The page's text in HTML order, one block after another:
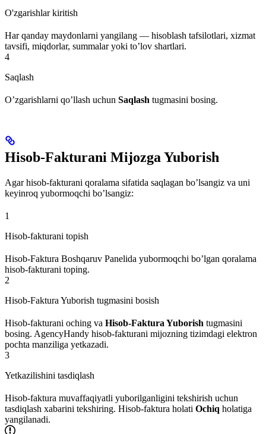
O'zgarishlar kiritish
Har qanday maydonlarni yangilang — hisoblash tafsilotlari, xizmat
tavsifi, miqdorlar, summalar yoki to’lov shartlari.
4
Saqlash
O’zgarishlarni qo’llash uchun Saqlash tugmasini bosing.
Hisob-Fakturani Mijozga Yuborish
Agar hisob-fakturani qoralama sifatida saqlagan bo’lsangiz va uni
keyinroq yubormoqchi bo’lsangiz:
1
Hisob-fakturani topish
Hisob-Faktura Boshqaruv Panelida yubormoqchi bo’lgan qoralama
hisob-fakturani toping.
2
Hisob-Faktura Yuborish tugmasini bosish
Hisob-fakturani oching va Hisob-Faktura Yuborish tugmasini
bosing. AgencyHandy hisob-fakturani mijozning tizimdagi elektron
pochta manziliga yetkazadi.
3
Yetkazilishini tasdiqlash
Hisob-faktura muvaffaqiyatli yuborilganligini tekshirish uchun
tasdiqlash xabarini tekshiring. Hisob-faktura holati Ochiq holatiga
yangilanadi.